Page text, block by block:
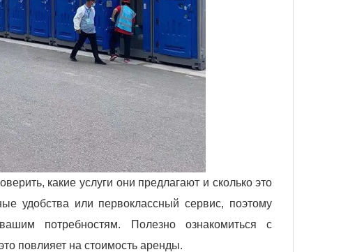
какие услуги они предлагают и сколько это
удобства или первоклассный сервис, поэтому
потребностям. Полезно ознакомиться с
повлияет на стоимость аренды.